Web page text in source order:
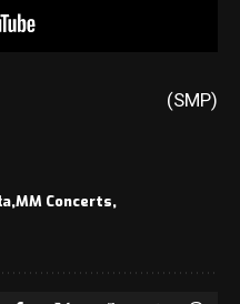
(SMP)
MM Concerts